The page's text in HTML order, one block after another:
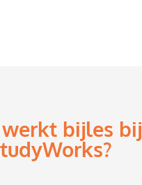
bijles bij